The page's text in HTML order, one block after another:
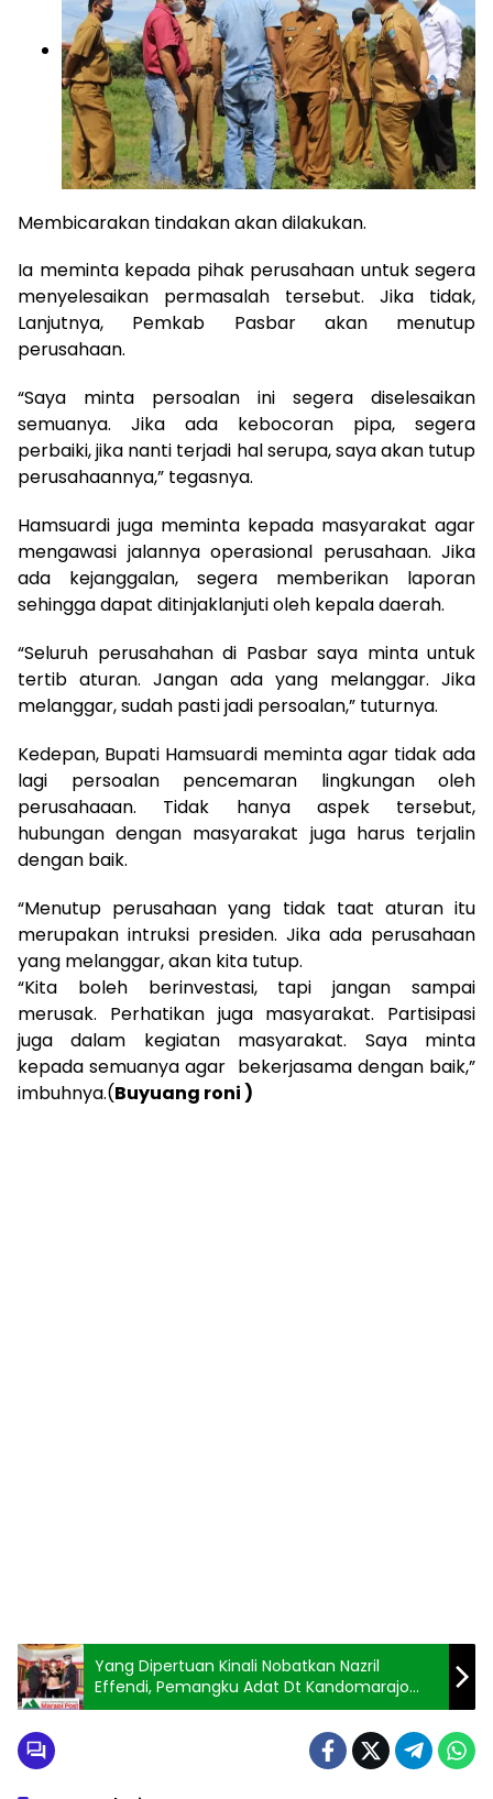
Membicarakan tindakan akan dilakukan.
Ia meminta kepada pihak perusahaan untuk segera
menyelesaikan permasalah tersebut. Jika tidak,
Lanjutnya, Pemkab Pasbar akan menutup
perusahaan.
“Saya minta persoalan ini segera diselesaikan
semuanya. Jika ada kebocoran pipa, segera
perbaiki, jika nanti terjadi hal serupa, saya akan tutup
perusahaannya,” tegasnya.
Hamsuardi juga meminta kepada masyarakat agar
mengawasi jalannya operasional perusahaan. Jika
ada kejanggalan, segera memberikan laporan
sehingga dapat ditinjaklanjuti oleh kepala daerah.
“Seluruh perusahahan di Pasbar saya minta untuk
tertib aturan. Jangan ada yang melanggar. Jika
melanggar, sudah pasti jadi persoalan,” tuturnya.
Kedepan, Bupati Hamsuardi meminta agar tidak ada
lagi persoalan pencemaran lingkungan oleh
perusahaaan. Tidak hanya aspek tersebut,
hubungan dengan masyarakat juga harus terjalin
dengan baik.
“Menutup perusahaan yang tidak taat aturan itu
merupakan intruksi presiden. Jika ada perusahaan
yang melanggar, akan kita tutup.
“Kita boleh berinvestasi, tapi jangan sampai
merusak. Perhatikan juga masyarakat. Partisipasi
juga dalam kegiatan masyarakat. Saya minta
kepada semuanya agar bekerjasama dengan baik,”
imbuhnya.(Buyuang roni )
Yang Dipertuan Kinali Nobatkan Nazril
Effendi, Pemangku Adat Dt Kandomarajo
Suku Jambak Koto Padang.